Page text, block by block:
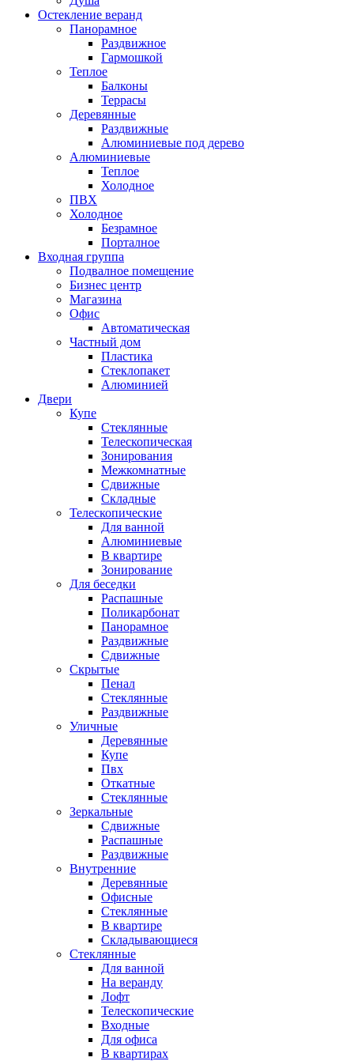
Остекление веранд
Панорамное
Раздвижное
Гармошкой
Теплое
Балконы
Террасы
Деревянные
Раздвижные
Алюминиевые под дерево
Алюминиевые
Теплое
Холодное
ПВХ
Холодное
Безрамное
Порталное
Входная группа
Подвалное помещение
Бизнес центр
Магазина
Офис
Автоматическая
Частный дом
Пластика
Стеклопакет
Алюминией
Двери
Купе
Стеклянные
Телескопическая
Зонирования
Межкомнатные
Сдвижные
Складные
Телескопические
Для ванной
Алюминиевые
В квартире
Зонирование
Для беседки
Распашные
Поликарбонат
Панорамное
Раздвижные
Сдвижные
Скрытые
Пенал
Стеклянные
Раздвижные
Уличные
Деревянные
Купе
Пвх
Откатные
Стеклянные
Зеркальные
Сдвижные
Распашные
Раздвижные
Внутренние
Деревянные
Офисные
Стеклянные
В квартире
Складывающиеся
Стеклянные
Для ванной
На веранду
Лофт
Телескопические
Входные
Для офиса
В квартирах